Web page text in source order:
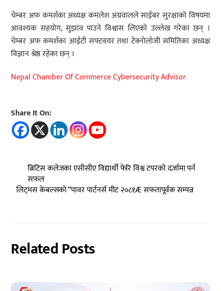
चेम्बर अफ कमर्शका अध्यक्ष कमलेश अग्रवालले साईबर सुरक्षाको विषयमा
आवश्यक सहयोग, सुझाव पाउने विश्वास लिएको उल्लेख गरेका छन् ।
चेम्बर अफ कमर्शका आईटी सफ्टवयर तथा टेक्नोलोजी समितिका अध्यक्ष
विज्ञान श्रेष्ठ रहेका छन् ।
Nepal Chamber Of Commerce Cybersecurity Advisor
Share It On:
ब्रिटिस कलेजका एसीसीए विद्यार्थी फेरि विश्व टपरको दर्जामा पर्न
सफल
लिट्मस केबल्सको “पावर पार्टनर्स मीट २०८१Æ सफतापूर्वक सम्पन्न
Related Posts